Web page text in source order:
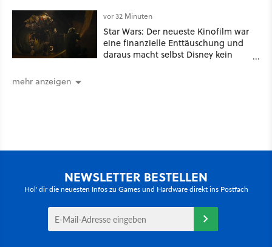
vor 32 Minuten
Star Wars: Der neueste Kinofilm war
eine finanzielle Enttäuschung und
daraus macht selbst Disney kein
mehr anzeigen
NEWSLETTER BESTELLEN
Hol' dir die neuesten Infos zu Games und Hardware direkt ins Postfach